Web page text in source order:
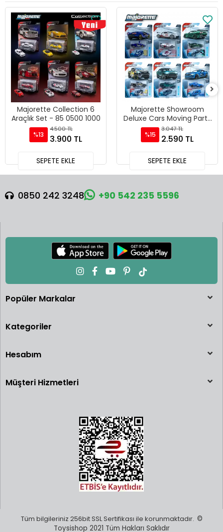
Majorette Showroom
Deluxe Cars Moving Parts
6 Araçlık Set - Pur Sport
%15
3.047 TL
2.590 TL
SEPETE EKLE
Majorette Racing Deluxe
Trailer, Land Rover
Defender 110 & Toyota GR
Supra
600 TL
SEPETE EKLE
0850 242 3248 +90 542 235 5596
Popüler Markalar
Kategoriler
Hesabım
Müşteri Hizmetleri
Tüm bilgileriniz 256bit SSL Sertifikası ile korunmaktadır. ©
Toysishop 2021 Tüm Hakları Saklıdır